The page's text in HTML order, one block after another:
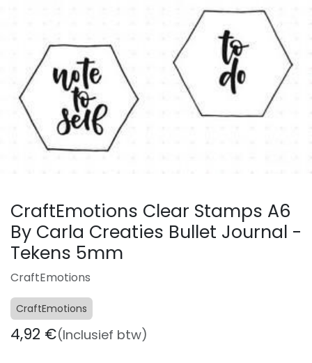
CraftEmotions Clear Stamps A6
By Carla Creaties Bullet Journal -
Tekens 5mm
CraftEmotions
CraftEmotions
4,92 €(Inclusief btw)